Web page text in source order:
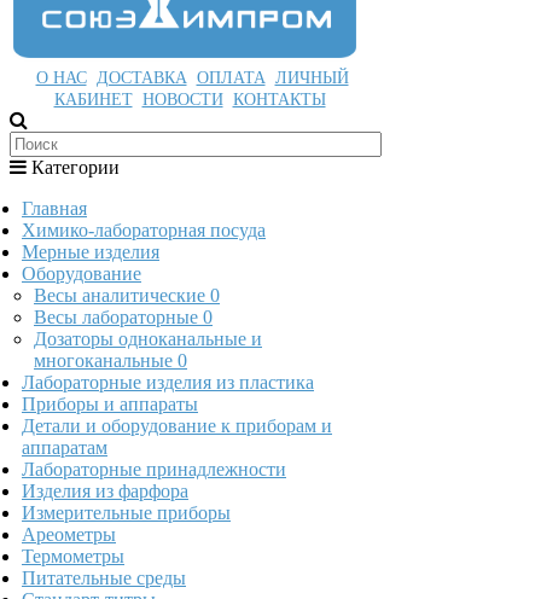
О НАС ДОСТАВКА ОПЛАТА ЛИЧНЫЙ
КАБИНЕТ НОВОСТИ КОНТАКТЫ
Категории
Главная
Химико-лабораторная посуда
Мерные изделия
Оборудование
Весы аналитические 0
Весы лабораторные 0
Дозаторы одноканальные и
многоканальные 0
Лабораторные изделия из пластика
Приборы и аппараты
Детали и оборудование к приборам и
аппаратам
Лабораторные принадлежности
Изделия из фарфора
Измерительные приборы
Ареометры
Термометры
Питательные среды